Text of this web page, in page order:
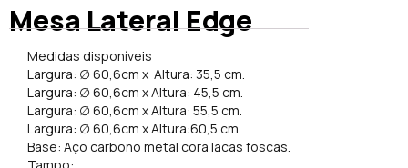
Mesa Lateral Edge
Medidas disponíveis
Largura: ∅ 60,6cm x Altura: 35,5 cm.
Largura: ∅ 60,6cm x Altura: 45,5 cm.
Largura: ∅ 60,6cm x Altura: 55,5 cm.
Largura: ∅ 60,6cm x Altura:60,5 cm.
Base: Aço carbono metal cora lacas foscas.